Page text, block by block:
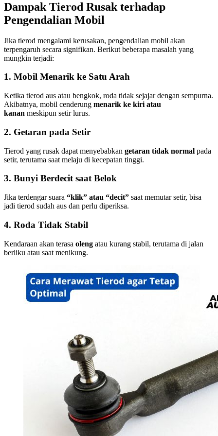
Dampak Tierod Rusak terhadap
Pengendalian Mobil
Jika tierod mengalami kerusakan, pengendalian mobil akan
terpengaruh secara signifikan. Berikut beberapa masalah yang
mungkin terjadi:
1. Mobil Menarik ke Satu Arah
Ketika tierod aus atau bengkok, roda tidak sejajar dengan sempurna.
Akibatnya, mobil cenderung menarik ke kiri atau
kanan meskipun setir lurus.
2. Getaran pada Setir
Tierod yang rusak dapat menyebabkan getaran tidak normal pada
setir, terutama saat melaju di kecepatan tinggi.
3. Bunyi Berdecit saat Belok
Jika terdengar suara “klik” atau “decit” saat memutar setir, bisa
jadi tierod sudah aus dan perlu diperiksa.
4. Roda Tidak Stabil
Kendaraan akan terasa oleng atau kurang stabil, terutama di jalan
berliku atau saat menikung.